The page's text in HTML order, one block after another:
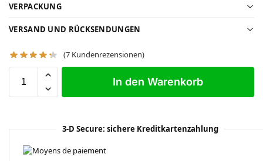
VERPACKUNG
VERSAND UND RÜCKSENDUNGEN
(7 Kundenrezensionen)
In den Warenkorb
3-D Secure: sichere Kreditkartenzahlung